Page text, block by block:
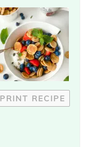
PRINT RECIPE